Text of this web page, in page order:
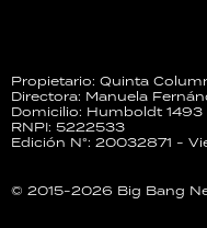
Propietario: Quinta
Directora: Manuela
Domicilio: Humboldt 1493
RNPI: 5222533
Edición N°: 20032871 -
© 2015-2026 Big Bang